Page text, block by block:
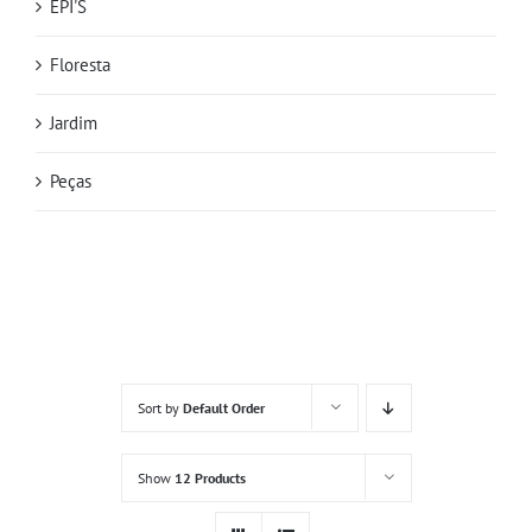
Sort by Default Order
Show 12 Products
EPI'S
Floresta
Jardim
Peças